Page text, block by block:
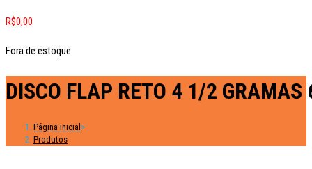
R$0,00
Fora de estoque
DISCO FLAP RETO 4 1/2
Página inicial >
Produtos